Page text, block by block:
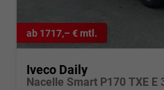
ab 1717,– € mtl.
Iveco Daily
Nacelle Smart P170 TXE E